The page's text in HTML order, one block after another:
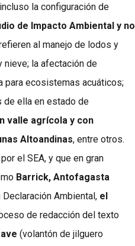
la configuración de
de Impacto Ambiental y no
al manejo de lodos y
nieve; la afectación de
para ecosistemas acuáticos;
de ella en estado de
valle agrícola y con
Altoandinas, entre otros.
el SEA, y que en gran
Barrick, Antofagasta
Declaración Ambiental, el
de redacción del texto
(volantón de jilguero